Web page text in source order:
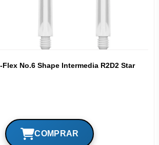
Flex No.6 Shape Intermedia R2D2 Star